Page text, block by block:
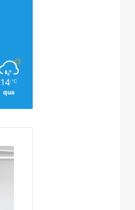
14 ℃
qua